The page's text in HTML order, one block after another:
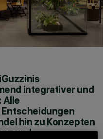
integrativer und
Alle
hin zu Konzepten
und